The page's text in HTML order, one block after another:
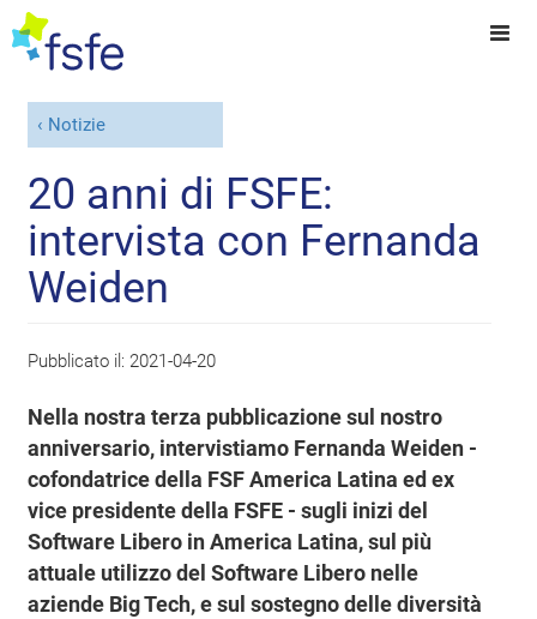
Notizie
20 anni di FSFE:
intervista con Fernanda
Weiden
Pubblicato il: 2021-04-20
Nella nostra terza pubblicazione sul nostro
anniversario, intervistiamo Fernanda Weiden -
cofondatrice della FSF America Latina ed ex
vice presidente della FSFE - sugli inizi del
Software Libero in America Latina, sul più
attuale utilizzo del Software Libero nelle
aziende Big Tech, e sul sostegno delle diversità